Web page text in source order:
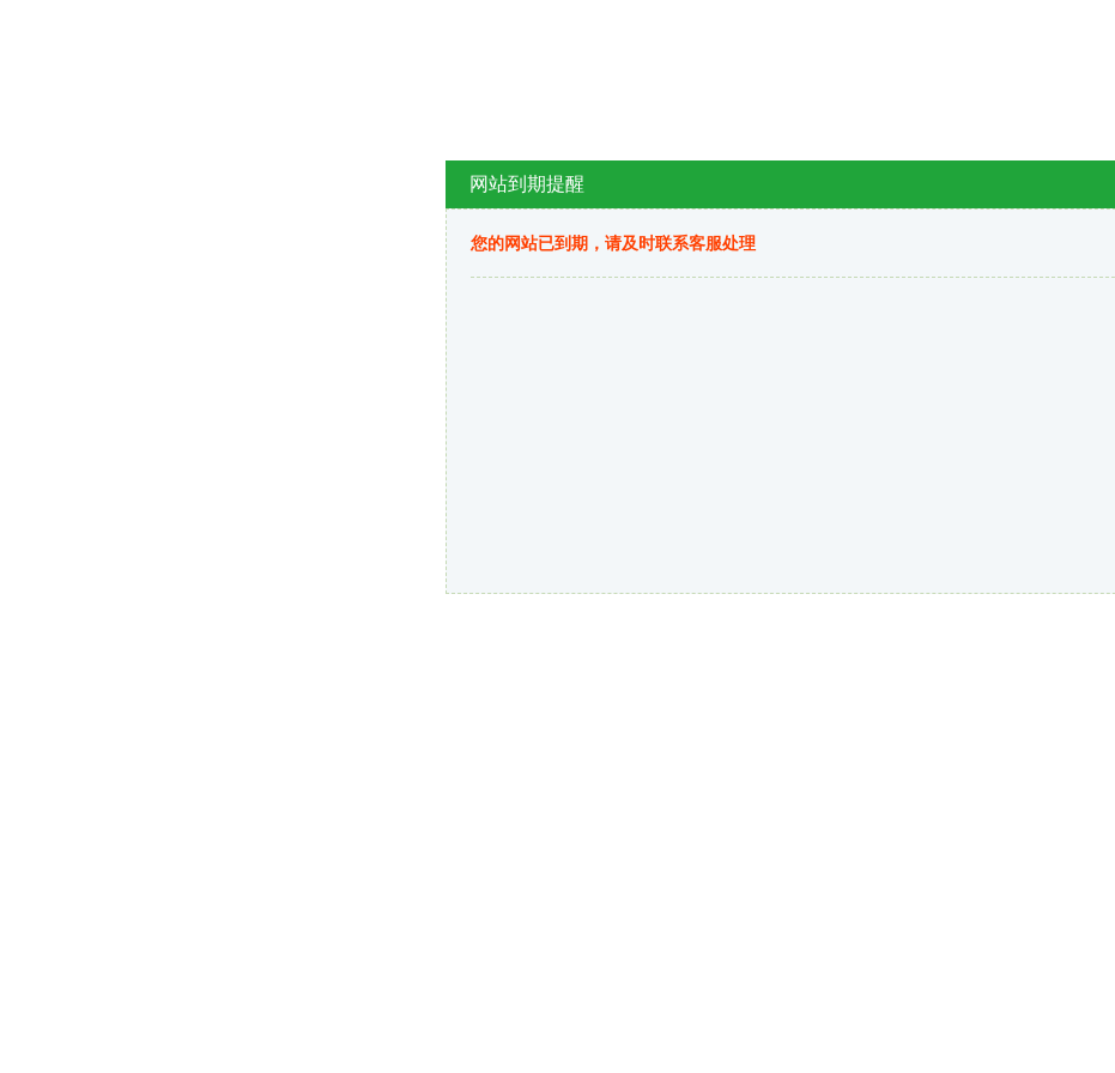
网站到期提醒
您的网站已到期，请及时联系客服处理